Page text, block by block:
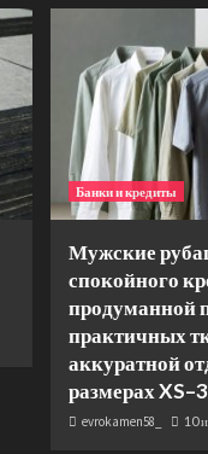
Банки и кредиты
Мужские
спокойного
продуманной
практичных
аккуратной
размерах
evrokamen58_ 10